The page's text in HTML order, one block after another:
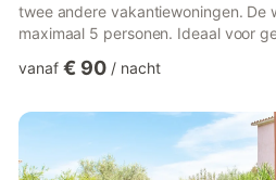
twee andere vakantiewoningen. De
maximaal 5 personen. Ideaal voor
slaapkamers (één met
behoren wifi, televisie,
vinden jullie een verzorgde,
barbecue – perfect voor geze...
vanaf € 90 / nacht